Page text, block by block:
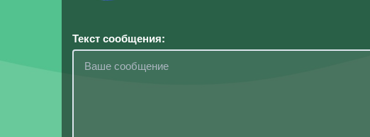
Текст сообщения: